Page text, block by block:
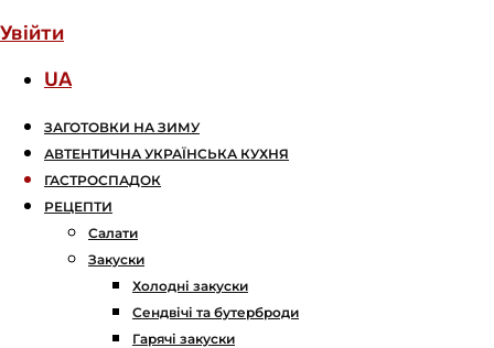
Увійти
UA
ЗАГОТОВКИ НА ЗИМУ
АВТЕНТИЧНА УКРАЇНСЬКА КУХНЯ
ГАСТРОСПАДОК
РЕЦЕПТИ
Салати
Закуски
Холодні закуски
Сендвічі та бутерброди
Гарячі закуски